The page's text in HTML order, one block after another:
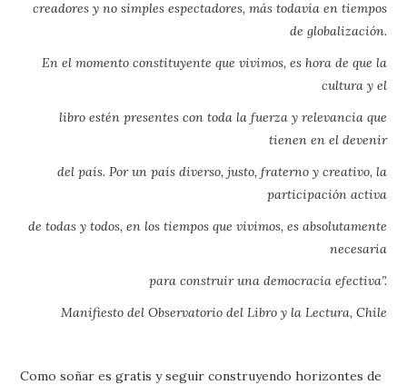
creadores y no simples espectadores, más todavía en tiempos
de globalización.
En el momento constituyente que vivimos, es hora de que la
cultura y el
libro estén presentes con toda la fuerza y relevancia que
tienen en el devenir
del país. Por un país diverso, justo, fraterno y creativo, la
participación activa
de todas y todos, en los tiempos que vivimos, es absolutamente
necesaria
para construir una democracia efectiva”.
Manifiesto del Observatorio del Libro y la Lectura, Chile
Como soñar es gratis y seguir construyendo horizontes de